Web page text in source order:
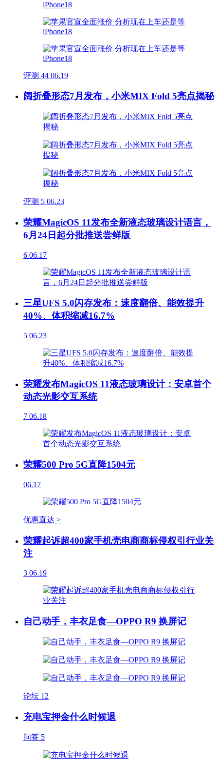
评测 44 06.19
阔折叠形态7月发布，小米MIX Fold 5亮点揭秘
评测 5 06.23
荣耀MagicOS 11发布全新液态玻璃设计语言，
6月24日起分批推送尝鲜版
6 06.17
三星UFS 5.0闪存发布：速度翻倍、能效提升
40%、体积缩减16.7%
5 06.23
荣耀发布MagicOS 11液态玻璃设计：安卓首个
动态光影交互系统
7 06.18
荣耀500 Pro 5G直降1504元
06.17
优惠直达 >
荣耀起诉超400家手机壳电商商标侵权引行业关
注
3 06.19
自己动手，丰衣足食—OPPO R9 换屏记
论坛 12
充电宝押金什么时候退
问答 5